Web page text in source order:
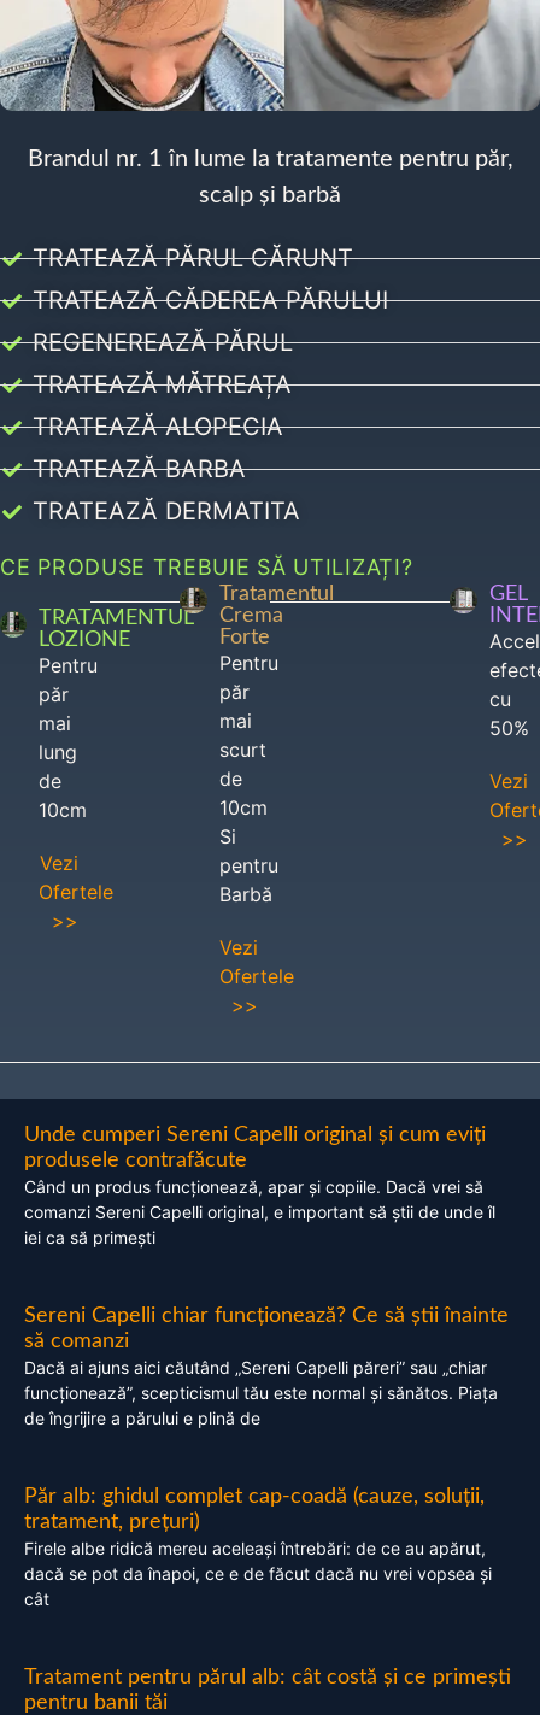
Brandul nr. 1 în lume la tratamente pentru păr,
scalp și barbă
TRATEAZĂ PĂRUL CĂRUNT
TRATEAZĂ CĂDEREA PĂRULUI
REGENEREAZĂ PĂRUL
TRATEAZĂ MĂTREAȚA
TRATEAZĂ ALOPECIA
TRATEAZĂ BARBA
TRATEAZĂ DERMATITA
CE PRODUSE TREBUIE SĂ UTILIZAȚI?
TRATAMENTUL
LOZIONE
Pentru
păr
mai
lung
de
10cm
Vezi
Ofertele
>>
Tratamentul
Crema
Forte
Pentru
păr
mai
scurt
de
10cm
Si
pentru
Barbă
Vezi
Ofertele
>>
GEL
cu
50%
Vezi
>>
Unde cumperi Sereni Capelli original și cum eviți
produsele contrafăcute
Când un produs funcționează, apar și copiile. Dacă vrei să
comanzi Sereni Capelli original, e important să știi de unde îl
iei ca să primești
Sereni Capelli chiar funcționează? Ce să știi înainte
să comanzi
Dacă ai ajuns aici căutând „Sereni Capelli păreri” sau „chiar
funcționează”, scepticismul tău este normal și sănătos. Piața
de îngrijire a părului e plină de
Păr alb: ghidul complet cap-coadă (cauze, soluții,
tratament, prețuri)
Firele albe ridică mereu aceleași întrebări: de ce au apărut,
dacă se pot da înapoi, ce e de făcut dacă nu vrei vopsea și
cât
Tratament pentru părul alb: cât costă și ce primești
pentru banii tăi